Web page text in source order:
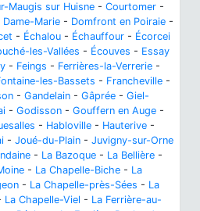
Maugis sur Huisne - Courtomer -
Dame-Marie - Domfront en Poiraie -
- Échalou - Échauffour - Écorcei
les-Vallées - Écouves - Essay
- Feings - Ferrières-la-Verrerie -
les-Bassets - Francheville -
- Gandelain - Gâprée - Giel-
- Godisson - Gouffern en Auge -
- Habloville - Hauterive -
- Joué-du-Plain - Juvigny-sur-Orne
- La Bazoque - La Bellière -
- La Chapelle-Biche - La
- La Chapelle-près-Sées - La
La Chapelle-Viel - La Ferrière-au-